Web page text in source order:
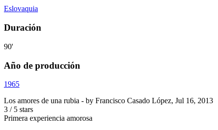
Eslovaquia
Duración
90'
Año de producción
1965
Los amores de una rubia - by Francisco Casado López, Jul 16, 2013
3 / 5 stars
Primera experiencia amorosa